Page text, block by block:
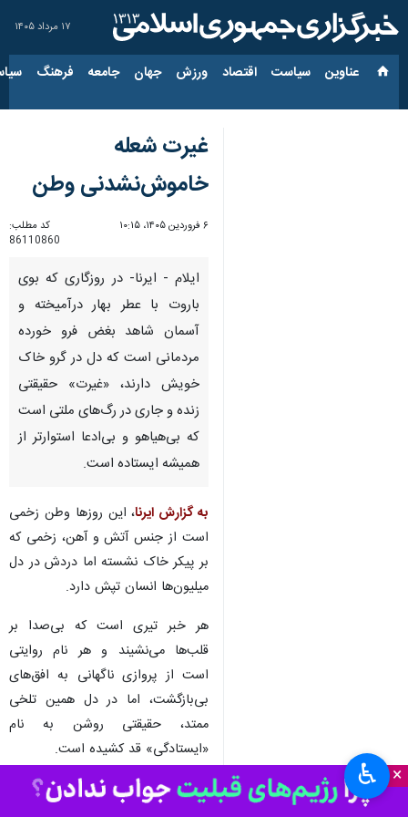
۱۷ مرداد ۱۴۰۵
عناوین‌ سیاست اقتصاد ورزش جهان جامعه فرهنگ
×
غیرت شعله‌
خاموش‌نشدنی وطن
۶ فروردین ۱۴۰۵، ۱۰:۱۵
کد مطلب:
86110860
ایلام - ایرنا- در روزگاری که بوی
باروت با عطر بهار درآمیخته و
آسمان شاهد بغض فرو خورده
مردمانی است که دل در گرو خاک
خویش دارند، «غیرت» حقیقتی
زنده و جاری در رگ‌های ملتی است
که بی‌هیاهو و بی‌ادعا استوارتر از
همیشه ایستاده است.
به گزارش ایرنا، این روزها وطن زخمی
است از جنس آتش و آهن، زخمی که
بر پیکر خاک نشسته اما دردش در دل
میلیون‌ها انسان تپش دارد.
هر خبر تیری است که بی‌صدا بر
قلب‌ها می‌نشیند و هر نام روایتی
است از پروازی ناگهانی به افق‌های
بی‌بازگشت، اما در دل همین تلخی
ممتد، حقیقتی روشن به نام
«ایستادگی» قد کشیده است.
در روزهایی که سایه تلخ جنگ بر
♿︎